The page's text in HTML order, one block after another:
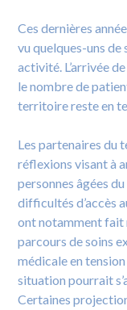
Ces dernières
vu quelques-uns de
activité. L’arrivée
le nombre de
territoire reste en
Les partenaires du
réflexions visant à
personnes âgées
difficultés d’accès
ont notamment fait
parcours de soins
médicale en
situation pourrait
Certaines